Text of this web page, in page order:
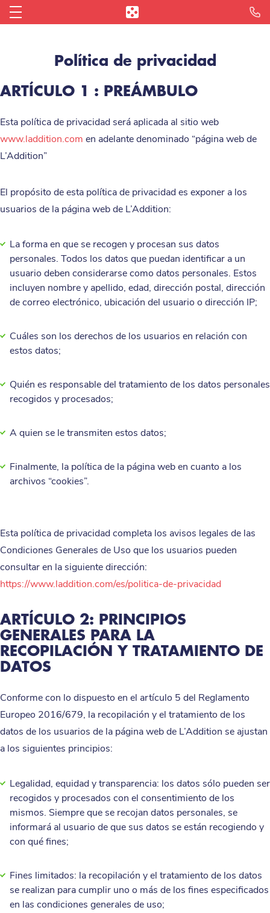
Distribuidores
¿Quiénes somos?
Opiniones
Fast Food
Cafetería
Panadería
Food Truck
Camping
Hotel- restaurante
Política de privacidad
ARTÍCULO 1 : PREÁMBULO
Esta política de privacidad será aplicada al sitio web
www.laddition.com en adelante denominado “página web de
L’Addition”
El propósito de esta política de privacidad es exponer a los
usuarios de la página web de L’Addition:
La forma en que se recogen y procesan sus datos
personales. Todos los datos que puedan identificar a un
usuario deben considerarse como datos personales. Estos
incluyen nombre y apellido, edad, dirección postal, dirección
de correo electrónico, ubicación del usuario o dirección IP;
Cuáles son los derechos de los usuarios en relación con
estos datos;
Quién es responsable del tratamiento de los datos personales
recogidos y procesados;
A quien se le transmiten estos datos;
Finalmente, la política de la página web en cuanto a los
archivos “cookies”.
Esta política de privacidad completa los avisos legales de las
Condiciones Generales de Uso que los usuarios pueden
consultar en la siguiente dirección:
https://www.laddition.com/es/politica-de-privacidad
ARTÍCULO 2: PRINCIPIOS
GENERALES PARA LA
RECOPILACIÓN Y TRATAMIENTO DE
DATOS
Conforme con lo dispuesto en el artículo 5 del Reglamento
Europeo 2016/679, la recopilación y el tratamiento de los
datos de los usuarios de la página web de L’Addition se ajustan
a los siguientes principios:
Legalidad, equidad y transparencia: los datos sólo pueden ser
recogidos y procesados con el consentimiento de los
mismos. Siempre que se recojan datos personales, se
informará al usuario de que sus datos se están recogiendo y
con qué fines;
Fines limitados: la recopilación y el tratamiento de los datos
se realizan para cumplir uno o más de los fines especificados
en las condiciones generales de uso;